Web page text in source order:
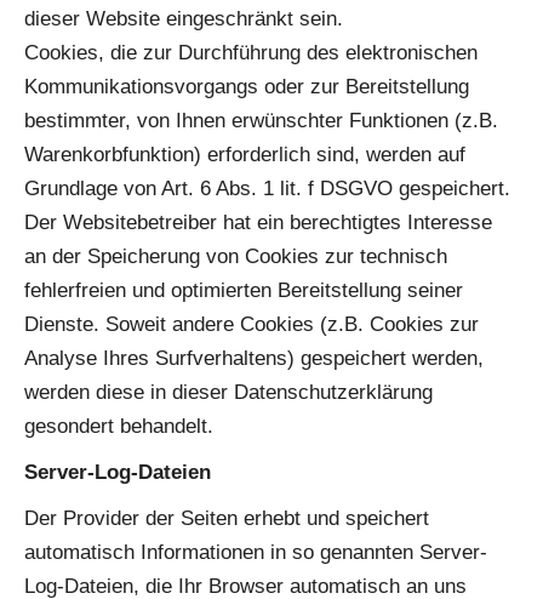
dieser Website eingeschränkt sein.
Cookies, die zur Durchführung des elektronischen
Kommunikationsvorgangs oder zur Bereitstellung
bestimmter, von Ihnen erwünschter Funktionen (z.B.
Warenkorbfunktion) erforderlich sind, werden auf
Grundlage von Art. 6 Abs. 1 lit. f DSGVO gespeichert.
Der Websitebetreiber hat ein berechtigtes Interesse
an der Speicherung von Cookies zur technisch
fehlerfreien und optimierten Bereitstellung seiner
Dienste. Soweit andere Cookies (z.B. Cookies zur
Analyse Ihres Surfverhaltens) gespeichert werden,
werden diese in dieser Datenschutzerklärung
gesondert behandelt.
Server-Log-Dateien
Der Provider der Seiten erhebt und speichert
automatisch Informationen in so genannten Server-
Log-Dateien, die Ihr Browser automatisch an uns